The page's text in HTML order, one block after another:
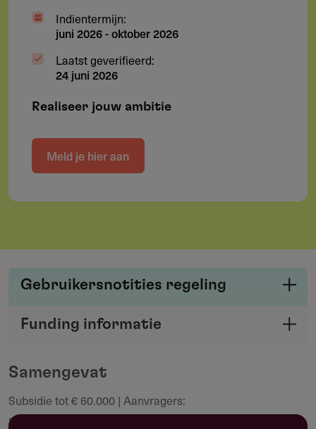
Indientermijn:
juni 2026-oktober 2026
Laatst geverifieerd:
24 juni 2026
Realiseer jouw ambitie
Meld je hier aan
Samengevat
Subsidie tot € 60.000 | Aanvragers:
samenwerkingsverbanden uit minimaal 3 landen |
Gebruikersnotities regeling
verstrekker met de Fondswervingonline
Maak een notitie
Funding informatie